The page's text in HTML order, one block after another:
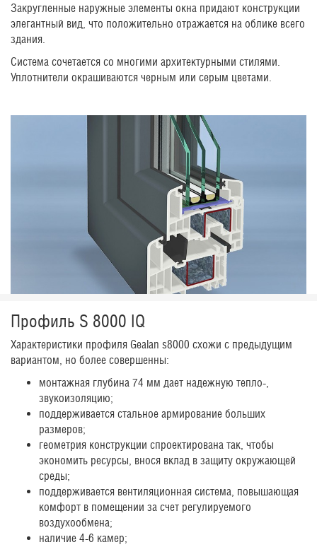
Закругленные наружные элементы окна придают конструкции
элегантный вид, что положительно отражается на облике всего
здания.
Система сочетается со многими архитектурными стилями.
Уплотнители окрашиваются черным или серым цветами.
Профиль S 8000 IQ
Характеристики профиля Gealan s8000 схожи с предыдущим
вариантом, но более совершенны:
монтажная глубина 74 мм дает надежную тепло-,
звукоизоляцию;
поддерживается стальное армирование больших
размеров;
геометрия конструкции спроектирована так, чтобы
экономить ресурсы, внося вклад в защиту окружающей
среды;
поддерживается вентиляционная система, повышающая
комфорт в помещении за счет регулируемого
воздухообмена;
наличие 4-6 камер;